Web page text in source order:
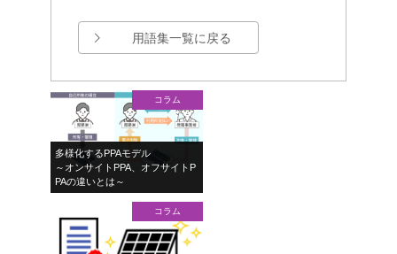
用語集一覧に戻る
コラム
多様化するPPAモデル
～オンサイトPPA、オフサイトP
PAの違いとは～
コラム